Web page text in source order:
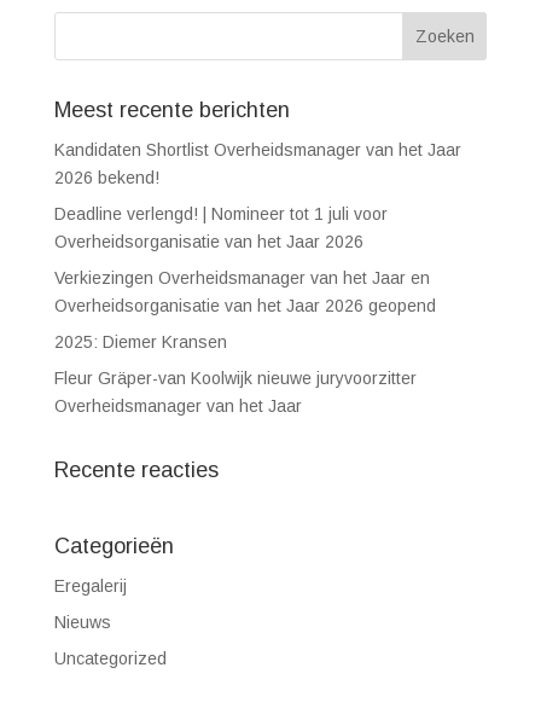
Meest recente berichten
Kandidaten Shortlist Overheidsmanager van het Jaar
2026 bekend!
Deadline verlengd! | Nomineer tot 1 juli voor
Overheidsorganisatie van het Jaar 2026
Verkiezingen Overheidsmanager van het Jaar en
Overheidsorganisatie van het Jaar 2026 geopend
2025: Diemer Kransen
Fleur Gräper-van Koolwijk nieuwe juryvoorzitter
Overheidsmanager van het Jaar
Recente reacties
Categorieën
Eregalerij
Nieuws
Uncategorized